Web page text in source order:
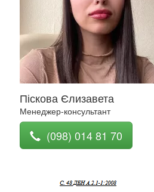
Піскова Єлизавета
Менеджер-консультант
(098) 014 81 70